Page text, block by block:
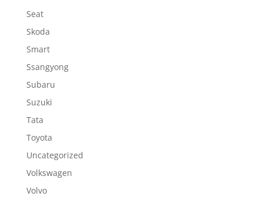
Seat
Skoda
Smart
Ssangyong
Subaru
Suzuki
Tata
Toyota
Uncategorized
Volkswagen
Volvo